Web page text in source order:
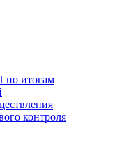
по итогам
контроля